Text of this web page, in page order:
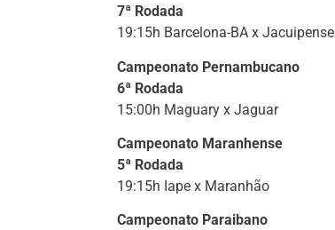
7ª Rodada
19:15h Barcelona-BA x Jacuipense
Campeonato Pernambucano
6ª Rodada
15:00h Maguary x Jaguar
Campeonato Maranhense
5ª Rodada
19:15h Iape x Maranhão
Campeonato Paraibano